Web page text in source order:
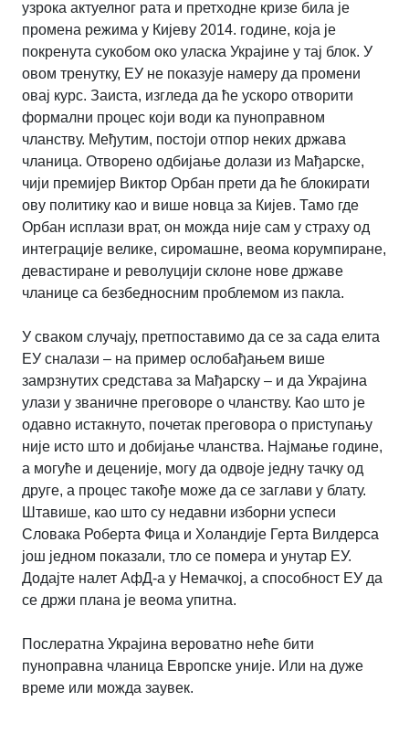
узрока актуелног рата и претходне кризе била је
промена режима у Кијеву 2014. године, која је
покренута сукобом око уласка Украјине у тај блок. У
овом тренутку, ЕУ не показује намеру да промени
овај курс. Заиста, изгледа да ће ускоро отворити
формални процес који води ка пуноправном
чланству. Међутим, постоји отпор неких држава
чланица. Отворено одбијање долази из Мађарске,
чији премијер Виктор Орбан прети да ће блокирати
ову политику као и више новца за Кијев. Тамо где
Орбан исплази врат, он можда није сам у страху од
интеграције велике, сиромашне, веома корумпиране,
девастиране и револуцији склоне нове државе
чланице са безбедносним проблемом из пакла.
У сваком случају, претпоставимо да се за сада елита
ЕУ сналази – на пример ослобађањем више
замрзнутих средстава за Мађарску – и да Украјина
улази у званичне преговоре о чланству. Као што је
одавно истакнуто, почетак преговора о приступању
није исто што и добијање чланства. Најмање године,
а могуће и деценије, могу да одвоје једну тачку од
друге, а процес такође може да се заглави у блату.
Штавише, као што су недавни изборни успеси
Словака Роберта Фица и Холандије Герта Вилдерса
још једном показали, тло се помера и унутар ЕУ.
Додајте налет АфД-а у Немачкој, а способност ЕУ да
се држи плана је веома упитна.
Послератна Украјина вероватно неће бити
пуноправна чланица Европске уније. Или на дуже
време или можда заувек.